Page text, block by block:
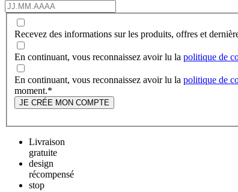
Recevez des informations sur les produits, offres et
En continuant, vous reconnaissez avoir lu la politique de
En continuant, vous reconnaissez avoir lu la politique de
moment.*
JE CRÉE MON COMPTE
Livraison
gratuite
design
récompensé
stop